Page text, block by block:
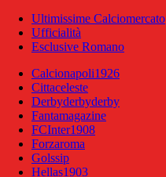
Ultimissime Calciomercato
Ufficialità
Esclusive Romano
Calcionapoli1926
Cittaceleste
Derbyderbyderby
Fantamagazine
FCInter1908
Forzaroma
Golssip
Hellas1903